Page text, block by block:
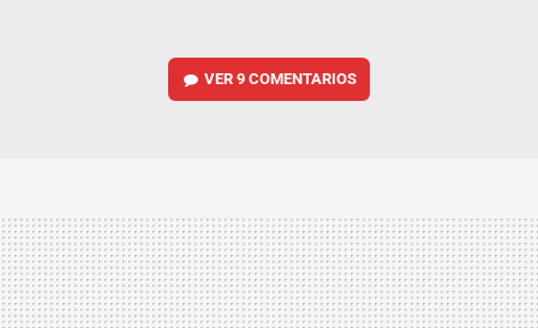
VER9 COMENTARIOS